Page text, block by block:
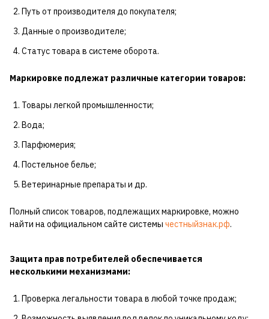
Путь от производителя до покупателя;
Данные о производителе;
Статус товара в системе оборота.
Маркировке подлежат различные категории товаров:
Товары легкой промышленности;
Вода;
Парфюмерия;
Постельное белье;
Ветеринарные препараты и др.
Полный список товаров, подлежащих маркировке, можно
найти на официальном сайте системы честныйзнак.рф.
Защита прав потребителей обеспечивается
несколькими механизмами:
Проверка легальности товара в любой точке продаж;